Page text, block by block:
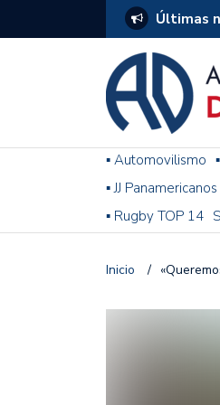
Últimas
▪ Automovilismo
▪ JJ Panamericanos
▪ Rugby TOP 14
Inicio /